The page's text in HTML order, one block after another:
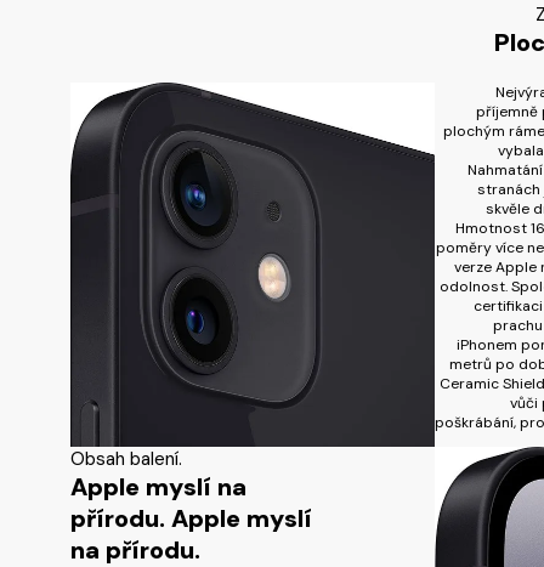
Obsah balení.
Apple myslí na
přírodu. Apple myslí
na přírodu.
příjemně
plochým
stranách
skvěle
Hmotnost
poměry více
verze Apple
odolnost.
prachu
iPhonem
metrů po
Ceramic
vůči
poškrábání,